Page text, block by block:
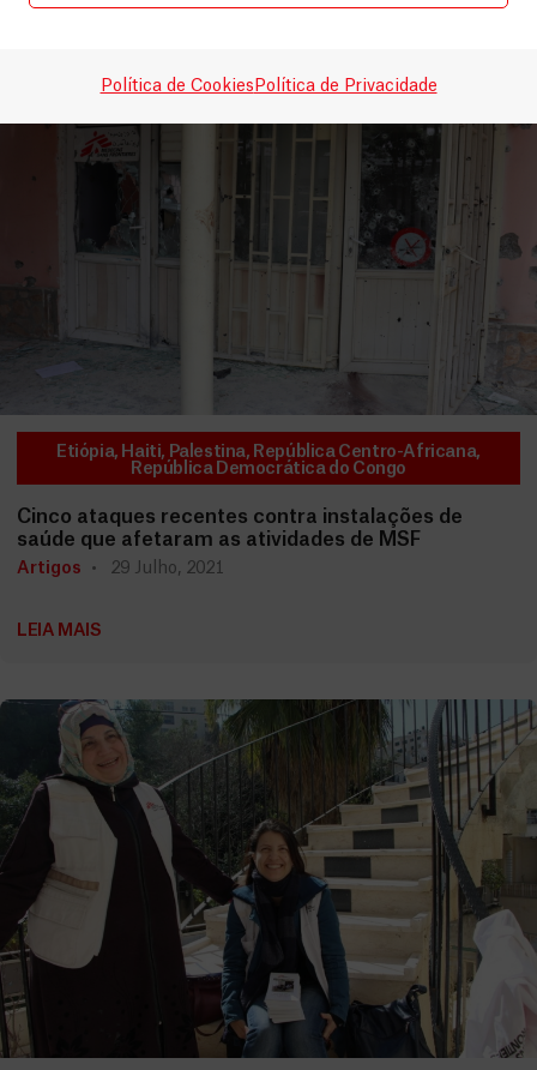
Política de Cookies Política de Privacidade
Etiópia, Haiti, Palestina, República Centro-Africana,
República Democrática do Congo
Cinco ataques recentes contra instalações de
saúde que afetaram as atividades de MSF
Artigos 29 Julho, 2021
LEIA MAIS